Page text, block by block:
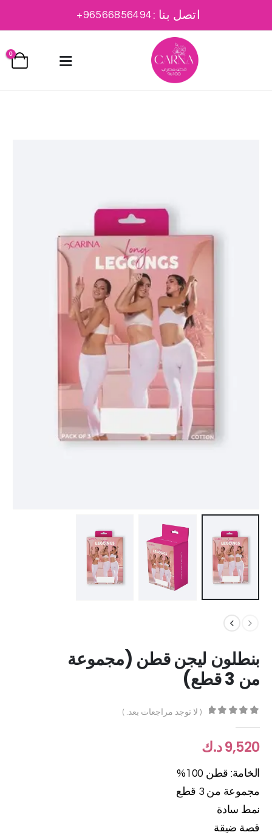
اتصل بنا : 96566856494+
0
بنطلون ليجن قطن (مجموعة
من 3 قطع)
( لا توجد مراجعات بعد. )
9,520د.ك
الخامة: قطن 100%
مجموعة من 3 قطع
نمط سادة
قصة ضيقة